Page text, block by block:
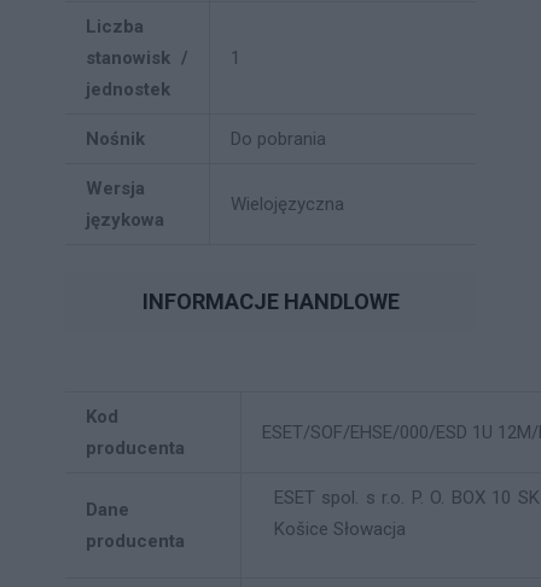
Liczba
stanowisk /
jednostek
1
Nośnik Do pobrania
Wersja
językowa
Wielojęzyczna
INFORMACJE HANDLOWE
Kod
producenta
ESET/SOF/EHSE/000/ESD 1U
Dane
producenta
ESET spol. s r.o. P. O. BOX 10
Košice Słowacja